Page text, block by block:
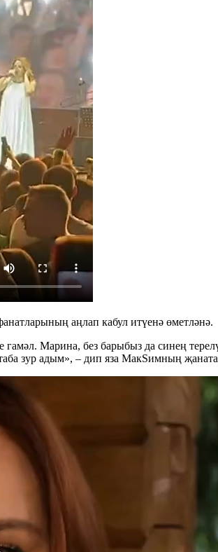
аңлап кабул итүенә өметләнә.
Марина, без барыбыз да синең
зур адым», – дип яза МакSимның